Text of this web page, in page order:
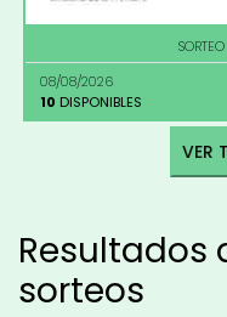
08/08/2026
10 DISPONIBLES
Resultados
sorteos